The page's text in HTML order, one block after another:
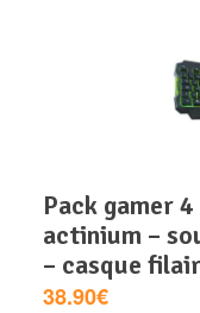
pack gamer 4 en 1 – the g-lab – combo
actinium –
– casque
38.90€